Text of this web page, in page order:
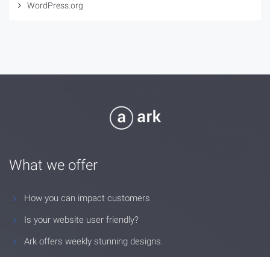
WordPress.org
What we offer
How you can impact customers
Is your website user friendly?
Ark offers weekly stunning designs.